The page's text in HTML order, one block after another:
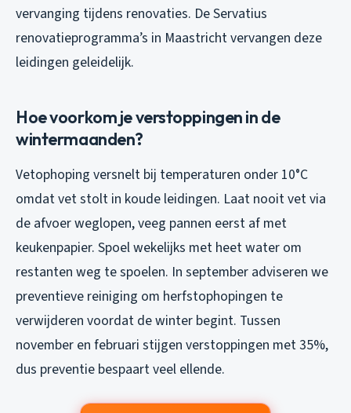
vervanging tijdens renovaties. De Servatius
renovatieprogramma’s in Maastricht vervangen deze
leidingen geleidelijk.
Hoe voorkom je verstoppingen in de
wintermaanden?
Vetophoping versnelt bij temperaturen onder 10°C
omdat vet stolt in koude leidingen. Laat nooit vet via
de afvoer weglopen, veeg pannen eerst af met
keukenpapier. Spoel wekelijks met heet water om
restanten weg te spoelen. In september adviseren we
preventieve reiniging om herfstophopingen te
verwijderen voordat de winter begint. Tussen
november en februari stijgen verstoppingen met 35%,
dus preventie bespaart veel ellende.